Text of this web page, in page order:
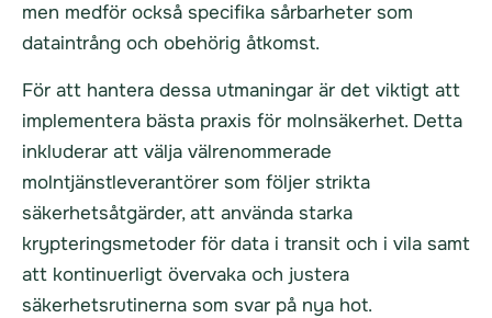
men medför också specifika sårbarheter som
dataintrång och obehörig åtkomst.
För att hantera dessa utmaningar är det viktigt att
implementera bästa praxis för molnsäkerhet. Detta
inkluderar att välja välrenommerade
molntjänstleverantörer som följer strikta
säkerhetsåtgärder, att använda starka
krypteringsmetoder för data i transit och i vila samt
att kontinuerligt övervaka och justera
säkerhetsrutinerna som svar på nya hot.